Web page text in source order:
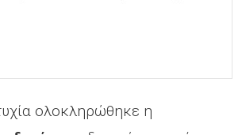
ολοκληρώθηκε η